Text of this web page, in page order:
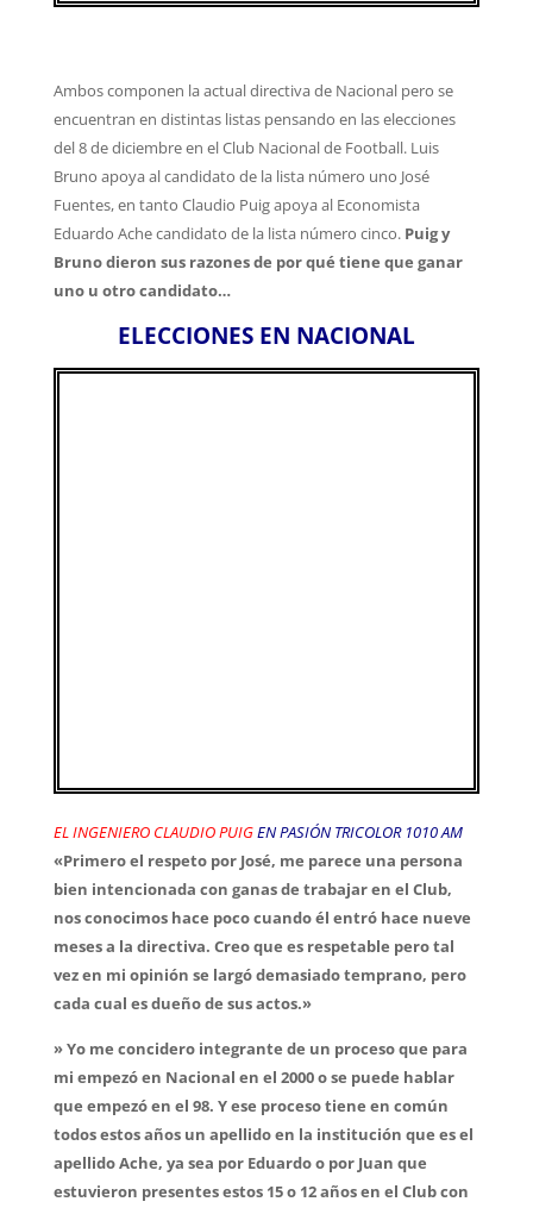
Ambos componen la actual directiva de Nacional pero se
encuentran en distintas listas pensando en las elecciones
del 8 de diciembre en el Club Nacional de Football. Luis
Bruno apoya al candidato de la lista número uno José
Fuentes, en tanto Claudio Puig apoya al Economista
Eduardo Ache candidato de la lista número cinco.Puig y
Bruno dieron sus razones de por qué tiene que ganar
uno u otro candidato…
ELECCIONES EN NACIONAL
EL INGENIERO CLAUDIO PUIGEN PASIÓN TRICOLOR 1010 AM
«Primero el respeto por José, me parece una persona
bien intencionada con ganas de trabajar en el Club,
nos conocimos hace poco cuando él entró hace nueve
meses a la directiva. Creo que es respetable pero tal
vez en mi opinión se largó demasiado temprano, pero
cada cual es dueño de sus actos.»
» Yo me concidero integrante de un proceso que para
mi empezó en Nacional en el 2000 o se puede hablar
que empezó en el 98. Y ese proceso tiene en común
todos estos años un apellido en la institución que es el
apellido Ache, ya sea por Eduardo o por Juan que
estuvieron presentes estos 15 o 12 años en el Club con